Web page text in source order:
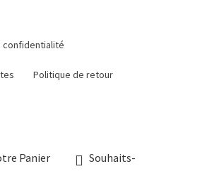
confidentialité
Politique de retour
Panier Souhaits-